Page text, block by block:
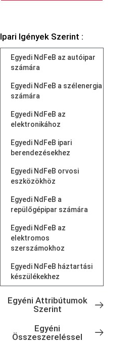
Ipari Igények Szerint :
Egyedi NdFeB az autóipar
számára
Egyedi NdFeB a szélenergia
számára
Egyedi NdFeB az
elektronikához
Egyedi NdFeB ipari
berendezésekhez
Egyedi NdFeB orvosi
eszközökhöz
Egyedi NdFeB a
repülőgépipar számára
Egyedi NdFeB az
elektromos
szerszámokhoz
Egyedi NdFeB háztartási
készülékekhez
Egyéni Attribútumok
Szerint
Egyéni
Összeszereléssel